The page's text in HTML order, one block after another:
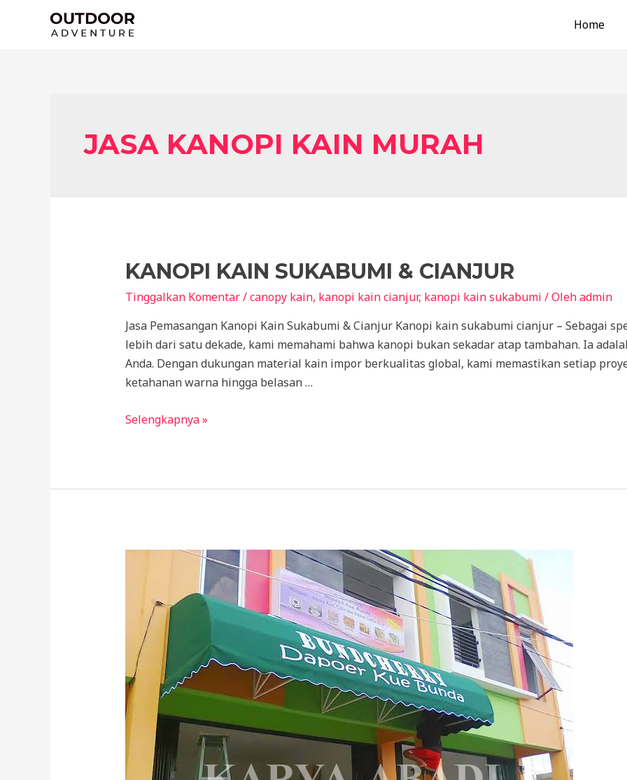
Home
JASA KANOPI KAIN MURAH
KANOPI KAIN SUKABUMI & CIANJUR
Tinggalkan Komentar/canopy kain, kanopi kain cianjur, kanopi kain sukabumi / Olehadmin
Jasa Pemasangan Kanopi Kain Sukabumi & Cianjur Kanopi kain sukabumi cianjur – Sebagai
lebih dari satu dekade, kami memahami bahwa kanopi bukan sekadar atap tambahan. Ia
Anda. Dengan dukungan material kain impor berkualitas global, kami memastikan setiap
ketahanan warna hingga belasan …
KANOPI
CIANJUR
Selengkapnya »